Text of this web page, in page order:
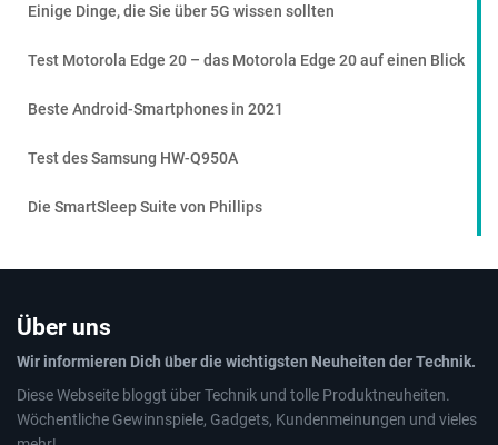
Einige Dinge, die Sie über 5G wissen sollten
Test Motorola Edge 20 – das Motorola Edge 20 auf einen Blick
Beste Android-Smartphones in 2021
Test des Samsung HW-Q950A
Die SmartSleep Suite von Phillips
Über uns
Wir informieren Dich über die wichtigsten Neuheiten der Technik.
Diese Webseite bloggt über Technik und tolle Produktneuheiten.
Wöchentliche Gewinnspiele, Gadgets, Kundenmeinungen und vieles